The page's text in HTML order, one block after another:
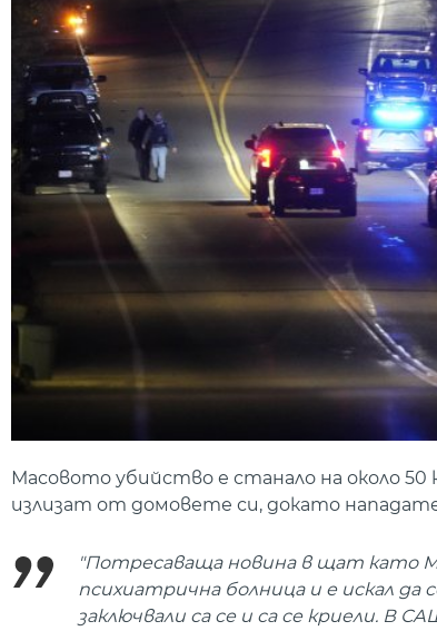
Масовото убийство е станало на около
излизат от домовете си, докато
"Потресаваща новина в щат като
психиатрична болница и е искал да
заключвали са се и са се криели. В